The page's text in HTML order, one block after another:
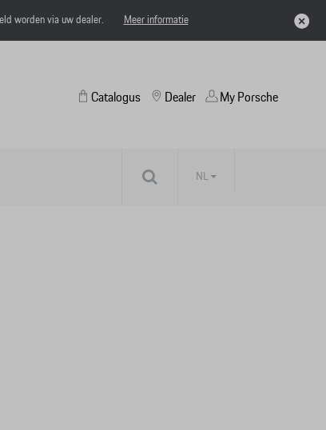
worden via uw dealer. Meer informatie
Catalogus Dealer My Porsche
NL